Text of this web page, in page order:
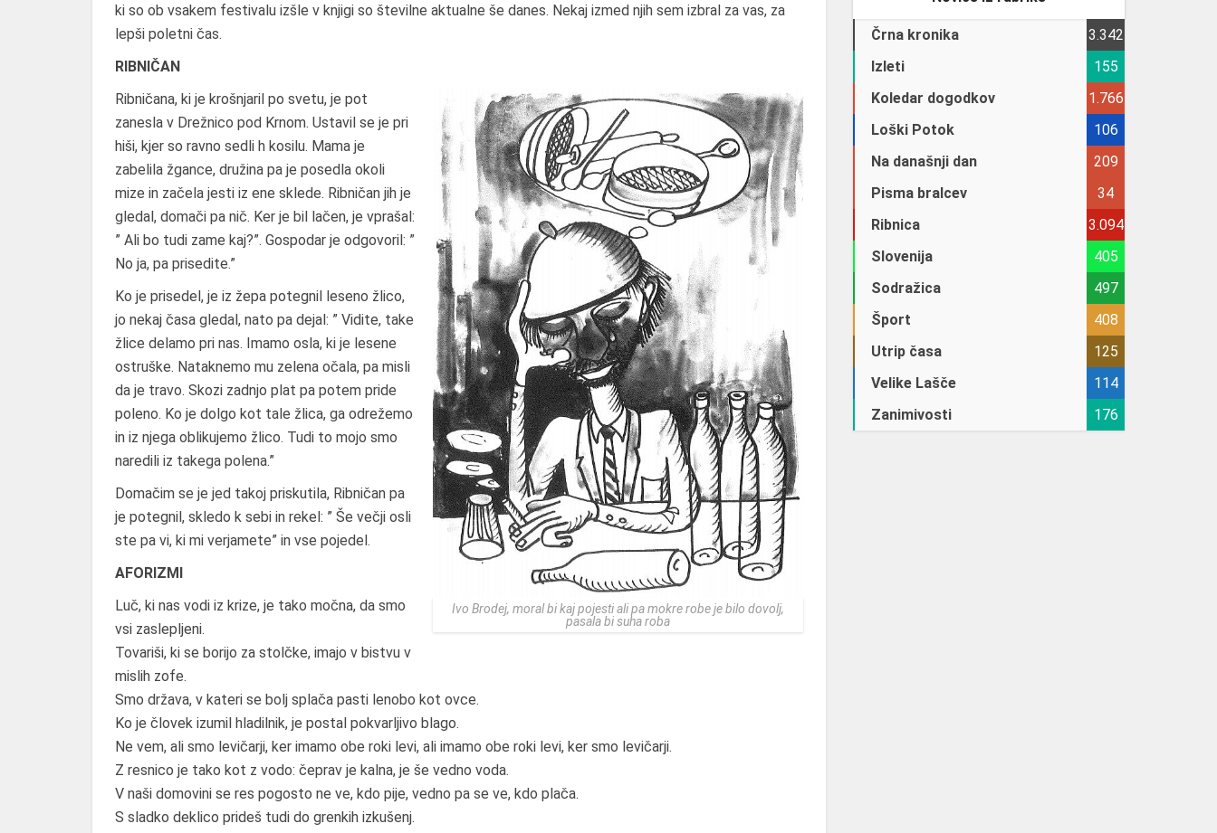
ki so ob vsakem festivalu izšle v knjigi so številne aktualne še danes. Nekaj izmed njih sem izbral za vas, za
lepši poletni čas.
RIBNIČAN
Ivo Brodej, moral bi kaj pojesti ali pa mokre robe je bilo dovolj,
pasala bi suha roba
Ribničana, ki je krošnjaril po svetu, je pot
zanesla v Drežnico pod Krnom. Ustavil se je pri
hiši, kjer so ravno sedli h kosilu. Mama je
zabelila žgance, družina pa je posedla okoli
mize in začela jesti iz ene sklede. Ribničan jih je
gledal, domači pa nič. Ker je bil lačen, je vprašal:
” Ali bo tudi zame kaj?”. Gospodar je odgovoril: ”
No ja, pa prisedite.”
Ko je prisedel, je iz žepa potegnil leseno žlico,
jo nekaj časa gledal, nato pa dejal: ” Vidite, take
žlice delamo pri nas. Imamo osla, ki je lesene
ostruške. Nataknemo mu zelena očala, pa misli
da je travo. Skozi zadnjo plat pa potem pride
poleno. Ko je dolgo kot tale žlica, ga odrežemo
in iz njega oblikujemo žlico. Tudi to mojo smo
naredili iz takega polena.”
Domačim se je jed takoj priskutila, Ribničan pa
je potegnil, skledo k sebi in rekel: ” Še večji osli
ste pa vi, ki mi verjamete” in vse pojedel.
AFORIZMI
Luč, ki nas vodi iz krize, je tako močna, da smo
vsi zaslepljeni.
Tovariši, ki se borijo za stolčke, imajo v bistvu v
mislih zofe.
Smo država, v kateri se bolj splača pasti lenobo kot ovce.
Ko je človek izumil hladilnik, je postal pokvarljivo blago.
Ne vem, ali smo levičarji, ker imamo obe roki levi, ali imamo obe roki levi, ker smo levičarji.
Z resnico je tako kot z vodo: čeprav je kalna, je še vedno voda.
V naši domovini se res pogosto ne ve, kdo pije, vedno pa se ve, kdo plača.
S sladko deklico prideš tudi do grenkih izkušenj.
Črna kronika
3.342
Izleti
155
Koledar dogodkov
1.766
Loški Potok
106
Na današnji dan
209
Pisma bralcev
34
Ribnica
3.094
Slovenija
405
Sodražica
497
Šport
408
Utrip časa
125
Velike Lašče
114
Zanimivosti
176